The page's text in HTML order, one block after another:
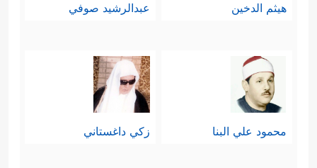
هيثم الدخين عبدالرشيد صوفي
محمود علي البنا زكي داغستاني